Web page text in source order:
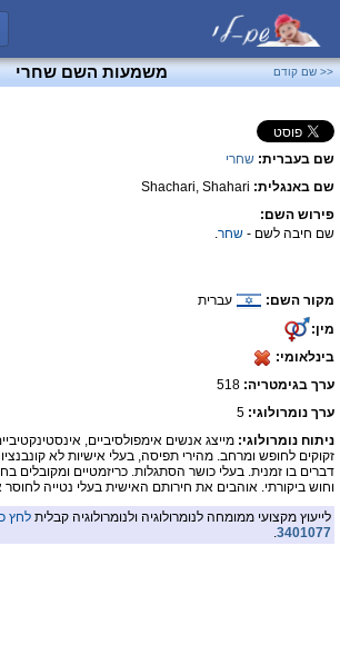
<< שם קודם משמעות השם שחרי
שם בעברית: שחרי
שם באנגלית: Shachari, Shahari
פירוש השם:
שם חיבה לשם - שחר.
מקור השם:
עברית
מין:
בינלאומי:
ערך בגימטריה:
ערך נומרולוגי: 5
ניתוח נומרולוגי: מייצג אנשים אימפולסיביים,
זקוקים לחופש ומרחב. מהירי תפיסה, בעלי אישיות לא
דברים בו זמנית. בעלי כושר הסתגלות. כריזמטיים ומקובלים
וחוש ביקורתי. אוהבים את חירותם האישית בעלי נטייה
לייעוץ מקצועי ממומחה לנומרולוגיה ולנומרולוגיה קבלית לחץ
3401077
.